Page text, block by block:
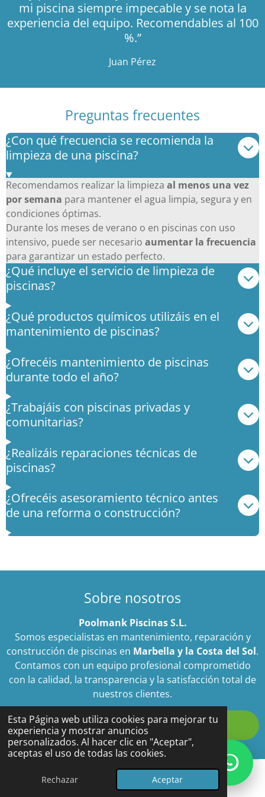
Esta Página web utiliza cookies para mejorar tu
experiencia y mostrar anuncios
personalizados. Al hacer clic en "Aceptar",
aceptas el uso de todas las cookies.
Rechazar Aceptar
3
1
9
1
7
4
8
e
s
t
r
e
l
l
a
s
a a a a a
a
c
n
r
a
o
k
mi piscina siempre impecable y se nota la
experiencia del equipo. Recomendables al 100
%.”
Juan Pérez
Preguntas frecuentes
¿Con qué frecuencia se recomienda la
limpieza de una piscina?
Recomendamos realizar la limpieza al menos una vez
por semana para mantener el agua limpia, segura y en
condiciones óptimas.
Durante los meses de verano o en piscinas con uso
intensivo, puede ser necesario aumentar la frecuencia
para garantizar un estado perfecto.
¿Qué incluye el servicio de limpieza de
piscinas?
¿Qué productos químicos utilizáis en el
mantenimiento de piscinas?
¿Ofrecéis mantenimiento de piscinas
durante todo el año?
¿Trabajáis con piscinas privadas y
comunitarias?
¿Realizáis reparaciones técnicas de
piscinas?
¿Ofrecéis asesoramiento técnico antes
de una reforma o construcción?
Sobre nosotros
Poolmank Piscinas S.L.
Somos especialistas en mantenimiento, reparación y
construcción de piscinas en Marbella y la Costa del Sol.
Contamos con un equipo profesional comprometido
con la calidad, la transparencia y la satisfacción total de
nuestros clientes.
👉Contactar ahora
© 2024 - 2026 Poolmank Piscinas S.L